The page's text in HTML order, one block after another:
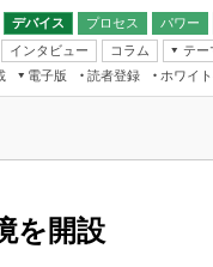
デバイス
プロセス パワー
無線
インタビュー コラム
テー
Times Research）
電子版
読者登録 ホワイ
を開設